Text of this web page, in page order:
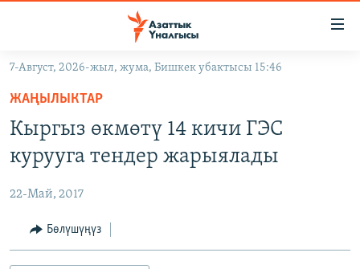
Навигацияга
өтүңүз
Издөөгө
салыңызКЫРГЫЗСТАН
ЭКОНОМИКА
МАДАНИЯТ
ДҮЙНӨ
БОРБОР АЗИЯ
УКРАИНА
АТАЙЫН ИЛИКТӨӨ
ТВ ПРОГРАММАЛАР
7-Август, 2026-жыл, жума, Бишкек убактысы 15:46
ЖАҢЫЛЫКТАР
Кыргыз өкмөтү 14 кичи ГЭС
курууга тендер жарыялады
22-Май, 2017
Бөлүшүңүз